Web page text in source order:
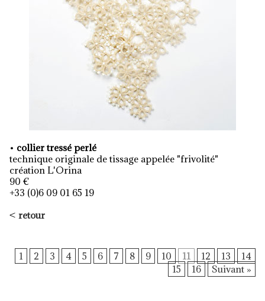
• collier tressé perlé
technique originale de tissage appelée "frivolité"
création L'Orina
90 €
+33 (0)6 09 01 65 19
< retour
1 2 3 4 5 6 7 8 9 10 11 12 13
14
15
16 Suivant »